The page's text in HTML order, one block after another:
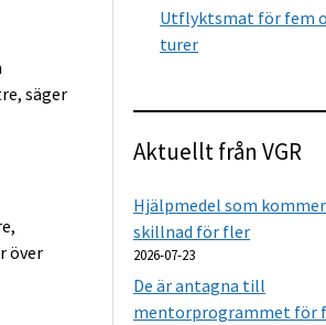
säger
över
Utflyktsmat för fem
turer
Aktuellt från VGR
Hjälpmedel som
skillnad för fler
2026-07-23
De är antagna till
mentorprogrammet för